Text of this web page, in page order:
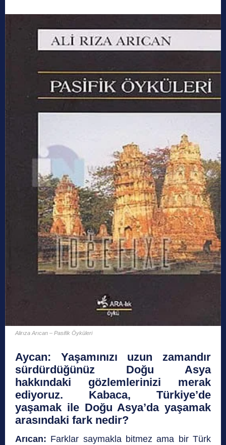
Alirıza Arıcan – Pasifik Öyküleri
Aycan: Yaşamınızı uzun zamandır
sürdürdüğünüz Doğu Asya
hakkındaki gözlemlerinizi merak
ediyoruz. Kabaca, Türkiye’de
yaşamak ile Doğu Asya’da yaşamak
arasındaki fark nedir?
Arıcan: Farklar saymakla bitmez ama bir Türk